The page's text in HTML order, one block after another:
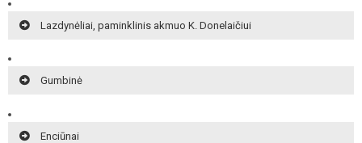
Lazdynėliai, paminklinis akmuo K. Donelaičiui
Gumbinė
Enciūnai